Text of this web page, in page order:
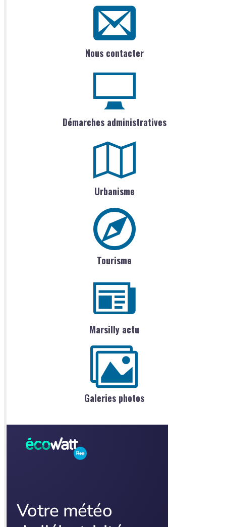
Nous contacter
Démarches administratives
Urbanisme
Tourisme
Marsilly actu
Galeries photos